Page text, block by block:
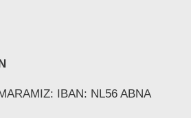
IBAN: NL56 ABNA